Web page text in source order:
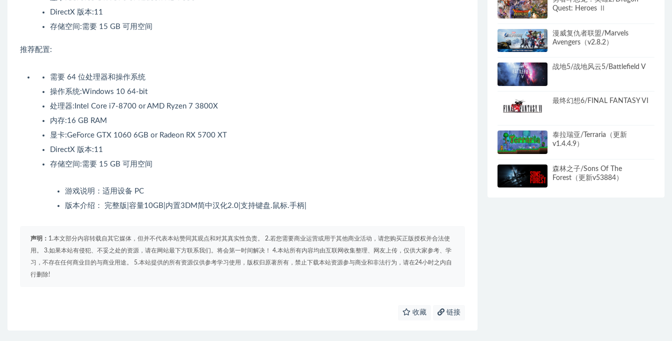
DirectX 版本:11
存储空间:需要 15 GB 可用空间
推荐配置:
需要 64 位处理器和操作系统
操作系统:Windows 10 64-bit
处理器:Intel Core i7-8700 or AMD Ryzen 7 3800X
内存:16 GB RAM
显卡:GeForce GTX 1060 6GB or Radeon RX 5700 XT
DirectX 版本:11
存储空间:需要 15 GB 可用空间
游戏说明：适用设备 PC
版本介绍： 完整版|容量10GB|内置3DM简中汉化2.0|支持键盘.鼠标.手柄|
声明： 1.本文部分内容转载自其它媒体，但并不代表本站赞同其观点和对其真实性负责。 2.若您需要商业运营或用于其他商业活动，请您购买正版授权并合法使
用。 3.如果本站有侵犯、不妥之处的资源，请在网站最下方联系我们。将会第一时间解决！ 4.本站所有内容均由互联网收集整理、网友上传，仅供大家参考、学
习，不存在任何商业目的与商业用途。 5.本站提供的所有资源仅供参考学习使用，版权归原著所有，禁止下载本站资源参与商业和非法行为，请在24小时之内自
行删除!
收藏 链接
Quest: Heroes Ⅱ
漫威复仇者联盟/Marvels
Avengers（v2.8.2）
战地5/战地风云5/Battlefield V
最终幻想6/FINAL FANTASY VI
泰拉瑞亚/Terraria（更新
v1.4.4.9）
森林之子/Sons Of The
Forest（更新v53884）